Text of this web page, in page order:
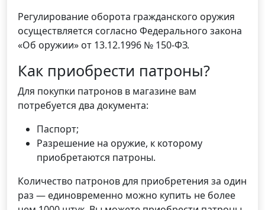
Регулирование оборота гражданского оружия
осуществляется согласно Федерального закона
«Об оружии» от 13.12.1996 № 150-ФЗ.
Как приобрести патроны?
Для покупки патронов в магазине вам
потребуется два документа:
Паспорт;
Разрешение на оружие, к которому
приобретаются патроны.
Количество патронов для приобретения за один
раз — единовременно можно купить не более